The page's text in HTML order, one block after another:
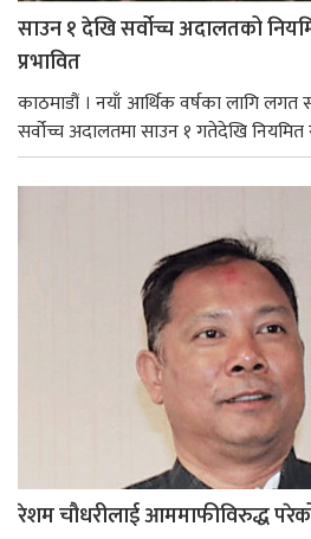
साउन १ देखि सर्वोच्च अदालतको
प्रभावित
काठमाडौं । नयाँ आर्थिक वर्षका लागि लगत
सर्वोच्च अदालतमा साउन १ गतेदेखि
रेशम चौधरीलाई आममाफीविरुद्ध